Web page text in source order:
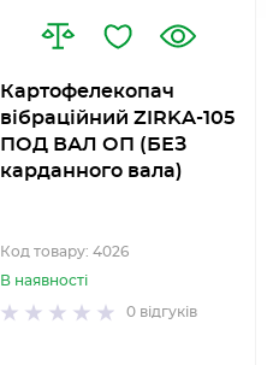
Картофелекопач
вібраційний ZIRKA-105
ПОД ВАЛ ОП (БЕЗ
карданного вала)
Код товару: 4026
В наявності
0 відгуків